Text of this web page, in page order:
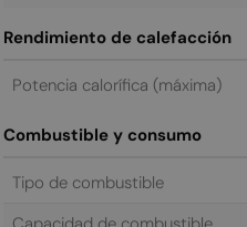
Rendimiento de calefacción
Potencia calorífica (máxima)
Combustible y consumo
Tipo de combustible